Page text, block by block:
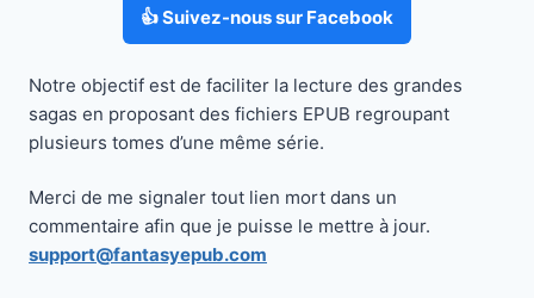
👍 Suivez-nous sur Facebook
Notre objectif est de faciliter la lecture des grandes
sagas en proposant des fichiers EPUB regroupant
plusieurs tomes d’une même série.
Merci de me signaler tout lien mort dans un
commentaire afin que je puisse le mettre à jour.
support@fantasyepub.com